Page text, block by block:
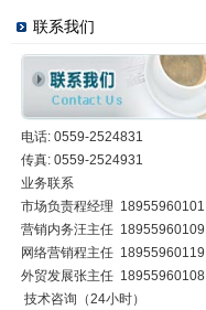
联系我们
电话: 0559-2524831
传真: 0559-2524931
业务联系
市场负责程经理 18955960101
营销内务汪主任 18955960109
网络营销程主任 18955960119
外贸发展张主任 18955960108
技术咨询（24小时）